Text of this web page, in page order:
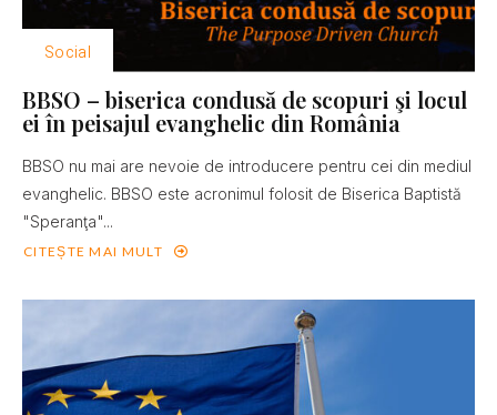
Social
BBSO – biserica condusă de scopuri şi locul
ei în peisajul evanghelic din România
BBSO nu mai are nevoie de introducere pentru cei din mediul
evanghelic. BBSO este acronimul folosit de Biserica Baptistă
"Speranţa"...
CITEȘTE MAI MULT